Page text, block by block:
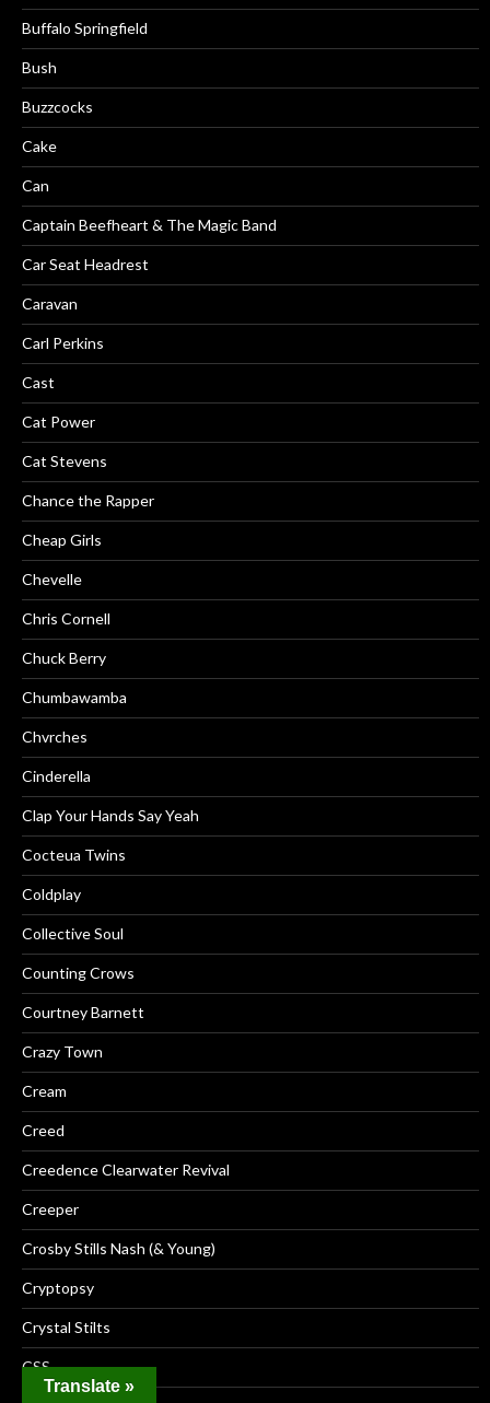
Buffalo Springfield
Bush
Buzzcocks
Cake
Can
Captain Beefheart & The Magic Band
Car Seat Headrest
Caravan
Carl Perkins
Cast
Cat Power
Cat Stevens
Chance the Rapper
Cheap Girls
Chevelle
Chris Cornell
Chuck Berry
Chumbawamba
Chvrches
Cinderella
Clap Your Hands Say Yeah
Cocteua Twins
Coldplay
Collective Soul
Counting Crows
Courtney Barnett
Crazy Town
Cream
Creed
Creedence Clearwater Revival
Creeper
Crosby Stills Nash (& Young)
Cryptopsy
Crystal Stilts
CSS
Translate »